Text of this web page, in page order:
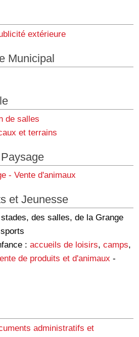
extérieure
Municipal
de salles
et terrains
- Vente d'animaux
et Jeunesse
des salles, de la Grange
: accueils de loisirs,camps,
de produits et d'animaux -
administratifs et